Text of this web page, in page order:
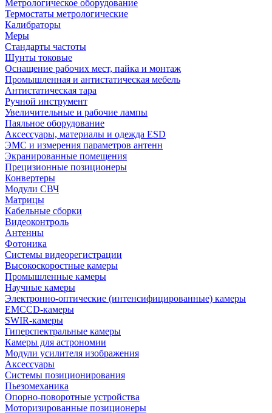
Метрологическое оборудование
Термостаты метрологические
Калибраторы
Меры
Стандарты частоты
Шунты токовые
Оснащение рабочих мест, пайка и монтаж
Промышленная и антистатическая мебель
Антистатическая тара
Ручной инструмент
Увеличительные и рабочие лампы
Паяльное оборудование
Аксессуары, материалы и одежда ESD
ЭМС и измерения параметров антенн
Экранированные помещения
Прецизионные позиционеры
Конвертеры
Модули СВЧ
Матрицы
Кабельные сборки
Видеоконтроль
Антенны
Фотоника
Cистемы видеорегистрации
Высокоскоростные камеры
Промышленные камеры
Научные камеры
Электронно-оптические (интенсифицированные) камеры
EMCCD-камеры
SWIR-камеры
Гиперспектральные камеры
Камеры для астрономии
Модули усилителя изображения
Аксессуары
Системы позиционирования
Пьезомеханика
Опорно-поворотные устройства
Моторизированные позиционеры